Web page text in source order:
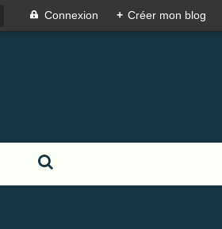
Connexion + Créer mon blog